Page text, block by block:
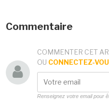
Commentaire
COMMENTER CET
OU CONNECTEZ-
Renseignez votre email pour